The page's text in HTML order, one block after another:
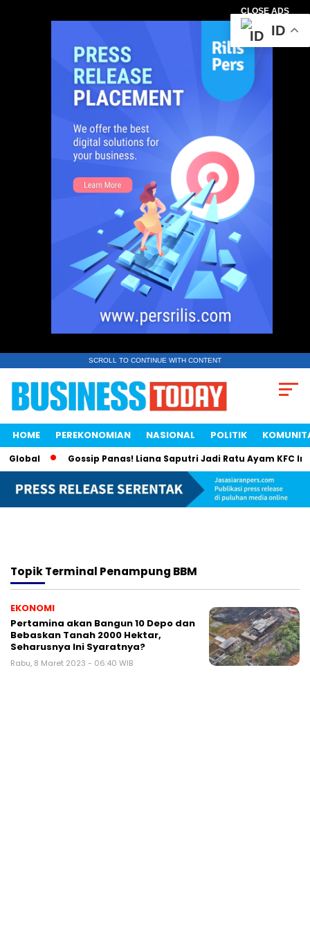
CLOSE ADS
SCROLL TO CONTINUE WITH CONTENT
HOME PEREKONOMIAN NASIONAL POLITIK
Gossip Panas! Liana Saputri Jadi Ratu Ayam KFC
TopikTerminal Penampung BBM
EKONOMI
Pertamina akan Bangun 10 Depo dan
Bebaskan Tanah 2000 Hektar,
Seharusnya Ini Syaratnya?
Rabu, 8 Maret 2023 - 06:40 WIB
ID